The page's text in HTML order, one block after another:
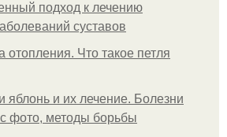
подход к лечению
суставов
Что такое петля
яблонь и их лечение. Болезни
фото, методы борьбы